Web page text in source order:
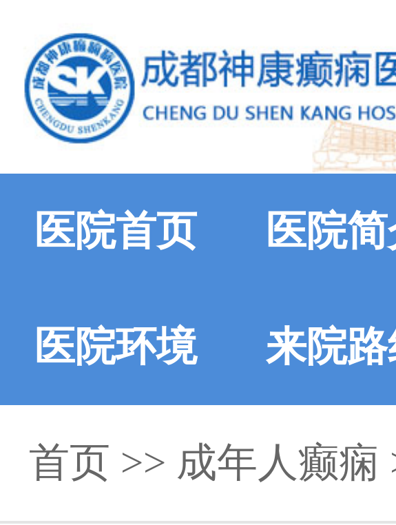
医院首页 医院
医院环境 来院
首页 >> 成年人癫痫